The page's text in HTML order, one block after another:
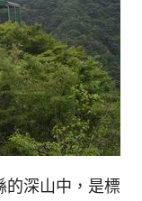
的深山中，是標